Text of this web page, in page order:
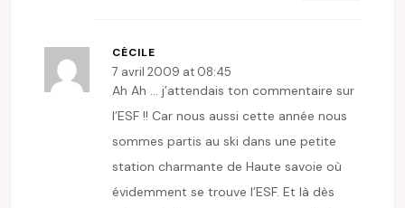
CÉCILE
7 avril 2009 at 08:45
Ah Ah … j’attendais ton commentaire sur
l’ESF !! Car nous aussi cette année nous
sommes partis au ski dans une petite
station charmante de Haute savoie où
évidemment se trouve l’ESF. Et là dès